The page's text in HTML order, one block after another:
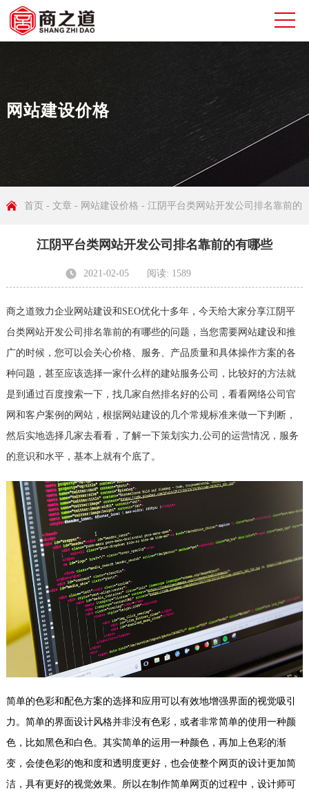
网站建设价格
首页 - 文章- 网站建设价格 - 江阴平台类网站开发公司排名靠前的
有哪些
江阴平台类网站开发公司排名靠前的有哪些
2021-02-05 阅读: 1589
商之道致力企业网站建设和SEO优化十多年，今天给大家分享江阴平
台类网站开发公司排名靠前的有哪些的问题，当您需要网站建设和推
广的时候，您可以会关心价格、服务、产品质量和具体操作方案的各
种问题，甚至应该选择一家什么样的建站服务公司，比较好的方法就
是到通过百度搜索一下，找几家自然排名好的公司，看看网络公司官
网和客户案例的网站，根据网站建设的几个常规标准来做一下判断，
然后实地选择几家去看看，了解一下策划实力,公司的运营情况，服务
的意识和水平，基本上就有个底了。
简单的色彩和配色方案的选择和应用可以有效地增强界面的视觉吸引
力。简单的界面设计风格并非没有色彩，或者非常简单的使用一种颜
色，比如黑色和白色。其实简单的运用一种颜色，再加上色彩的渐
变，会使色彩的饱和度和透明度更好，也会使整个网页的设计更加简
洁，具有更好的视觉效果。所以在制作简单网页的过程中，设计师可